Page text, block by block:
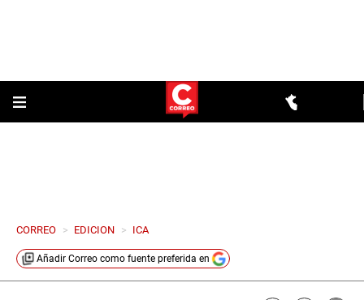
CORREO > EDICION > ICA
Añadir Correo como fuente preferida en